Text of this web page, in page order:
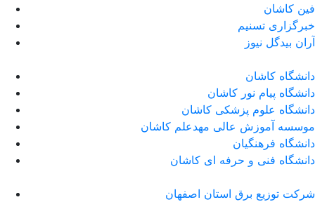
فین کاشان
خبرگزاری تسنیم
آران بیدگل نیوز
دانشگاه کاشان
دانشگاه پیام نور کاشان
دانشگاه علوم پزشکی کاشان
موسسه آموزش عالی مهدعلم کاشان
دانشگاه فرهنگیان
دانشگاه فنی و حرفه ای کاشان
شرکت توزیع برق استان اصفهان